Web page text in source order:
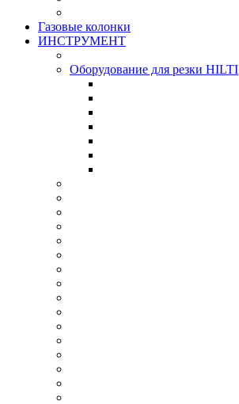
Газовые колонки
ИНСТРУМЕНТ
Оборудование для резки HILTI